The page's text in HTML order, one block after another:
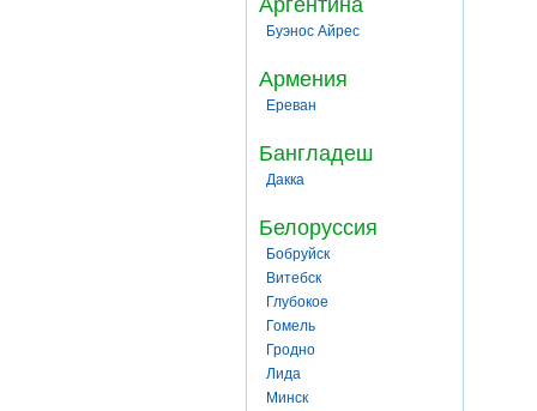
Аргентина
Буэнос Айрес
Армения
Ереван
Бангладеш
Дакка
Белоруссия
Бобруйск
Витебск
Глубокое
Гомель
Гродно
Лида
Минск